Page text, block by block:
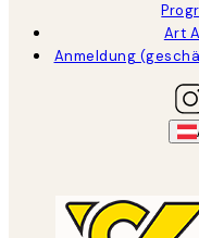
Art
Anmeldung